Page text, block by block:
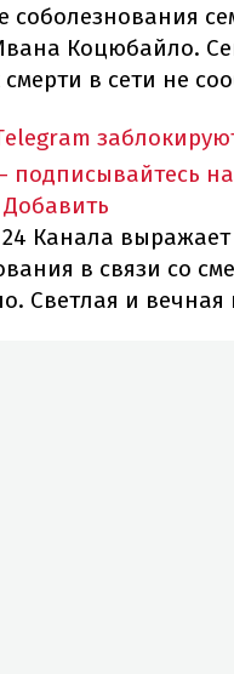
соболезнования
Коцюбайло.
в сети не
подписывайтесь
Добавить
Канала
в связи со
Светлая и вечная